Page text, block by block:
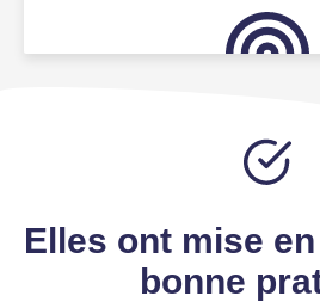
Elles ont mise
bonne